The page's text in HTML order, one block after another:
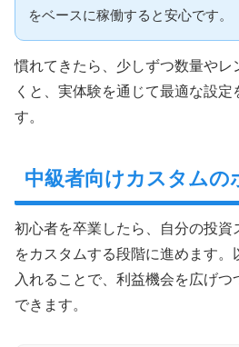
をベースに稼働すると安心です。
慣れてきたら、少しずつ数量やレ
くと、実体験を通じて最適な設定
す。
中級者向けカスタムの
初心者を卒業したら、自分の投資
をカスタムする段階に進めます。
入れることで、利益機会を広げ
できます。